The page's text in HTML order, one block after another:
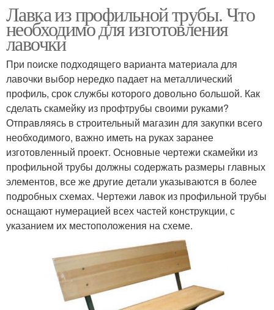
Лавка из профильной трубы. Что
необходимо для изготовления
лавочки
При поиске подходящего варианта материала для
лавочки выбор нередко падает на металлический
профиль, срок службы которого довольно большой. Как
сделать скамейку из профтрубы своими руками?
Отправляясь в строительный магазин для закупки всего
необходимого, важно иметь на руках заранее
изготовленный проект. Основные чертежи скамейки из
профильной трубы должны содержать размеры главных
элементов, все же другие детали указываются в более
подробных схемах. Чертежи лавок из профильной трубы
оснащают нумерацией всех частей конструкции, с
указанием их местоположения на схеме.